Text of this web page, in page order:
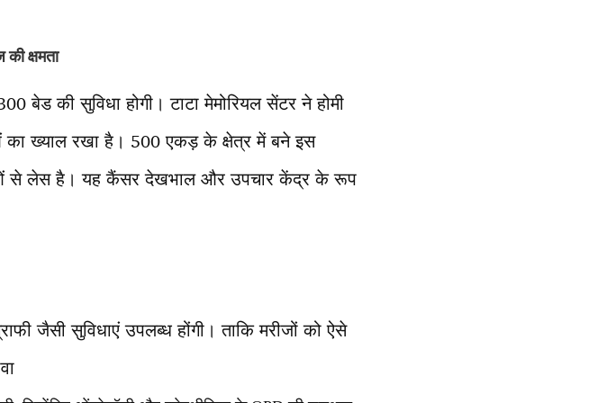
क्षमता
बेड की सुविधा होगी। टाटा मेमोरियल सेंटर ने होमी
का ख्याल रखा है। 500 एकड़ के क्षेत्र में बने इस
से लेस है। यह कैंसर देखभाल और उपचार केंद्र के रूप
जैसी सुविधाएं उपलब्ध होंगी। ताकि मरीजों को ऐसे